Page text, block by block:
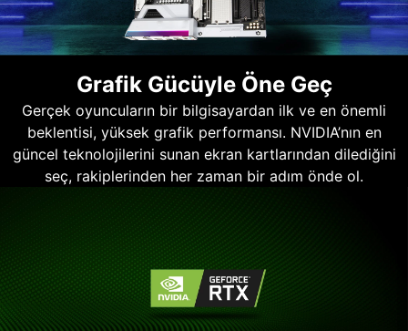
Grafik Gücüyle Öne Geç
Gerçek oyuncuların bir bilgisayardan ilk ve en önemli
beklentisi, yüksek grafik performansı. NVIDIA’nın en
güncel teknolojilerini sunan ekran kartlarından dilediğini
seç, rakiplerinden her zaman bir adım önde ol.